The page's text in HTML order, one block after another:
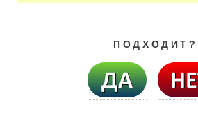
ПОДХОДИТ?